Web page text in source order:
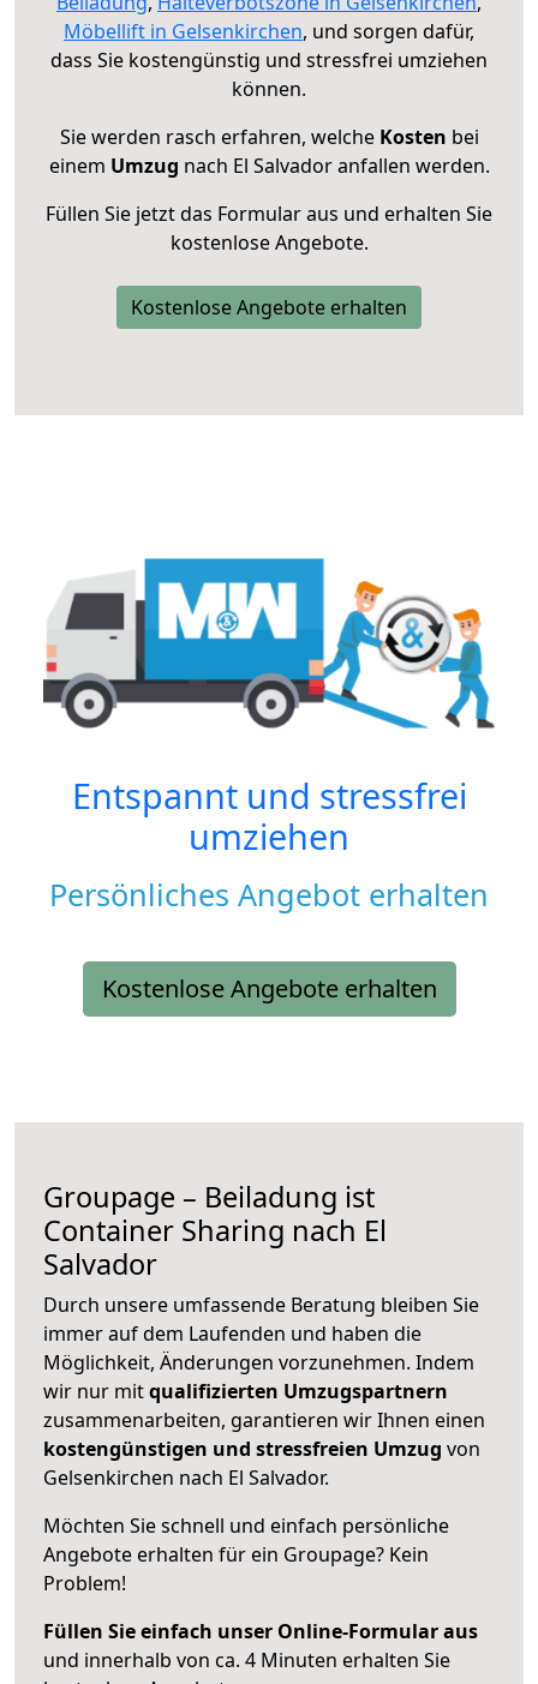
Möbellift in Gelsenkirchen, und sorgen dafür,
dass Sie kostengünstig und stressfrei umziehen
können.
Sie werden rasch erfahren, welche Kosten bei
einem Umzug nach El Salvador anfallen werden.
Füllen Sie jetzt das Formular aus und erhalten Sie
kostenlose Angebote.
Kostenlose Angebote erhalten
Entspannt und stressfrei
umziehen
Persönliches Angebot erhalten
Kostenlose Angebote erhalten
Groupage – Beiladung ist
Container Sharing nach El
Salvador
Durch unsere umfassende Beratung bleiben Sie
immer auf dem Laufenden und haben die
Möglichkeit, Änderungen vorzunehmen. Indem
wir nur mitqualifizierten Umzugspartnern
zusammenarbeiten, garantieren wir Ihnen einen
kostengünstigen und stressfreien Umzug von
Gelsenkirchen nach El Salvador.
Möchten Sie schnell und einfach persönliche
Angebote erhalten für ein Groupage? Kein
Problem!
Füllen Sie einfach unser Online-Formular aus
und innerhalb von ca. 4 Minuten erhalten Sie